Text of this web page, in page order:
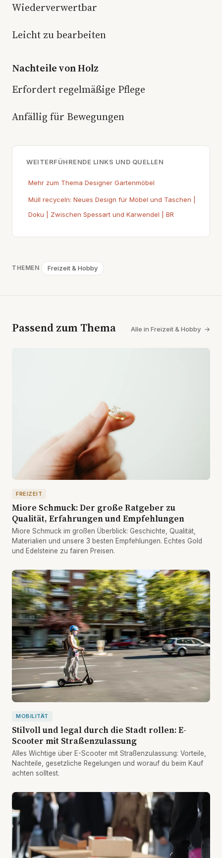
Wiederverwertbar
Leicht zu bearbeiten
Nachteile von Holz
Erfordert regelmäßige Pflege
Anfällig für Bewegungen
WEITERFÜHRENDE LINKS UND QUELLEN
Mehr zum Thema Designer Gartenmöbel
Müll recyceln: Neues Design für Möbel und Taschen |
Doku | Zwischen Spessart und Karwendel | BR
THEMEN Freizeit & Hobby
Passend zum Thema Alle in Freizeit & Hobby →
FREIZEIT
Miore Schmuck: Der große Ratgeber zu
Qualität, Erfahrungen und Empfehlungen
Miore Schmuck im großen Überblick: Geschichte, Qualität,
Materialien und unsere 3 besten Empfehlungen. Echtes Gold
und Edelsteine zu fairen Preisen.
MOBILITÄT
Stilvoll und legal durch die Stadt rollen: E-
Scooter mit Straßenzulassung
Alles Wichtige über E-Scooter mit Straßenzulassung: Vorteile,
Nachteile, gesetzliche Regelungen und worauf du beim Kauf
achten solltest.